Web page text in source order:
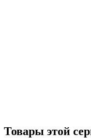
Товары этой